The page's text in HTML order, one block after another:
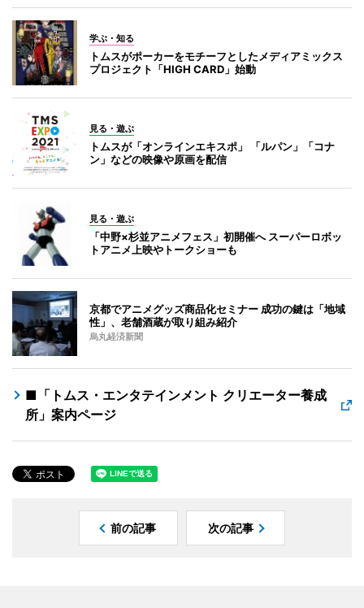
学ぶ・知る
トムスがポーカーをモチーフとしたメディアミックス
プロジェクト「HIGH CARD」始動
見る・遊ぶ
トムスが「オンラインエキスポ」 「ルパン」「コナ
ン」などの映像や原画を配信
見る・遊ぶ
「中野×杉並アニメフェス」初開催へ スーパーロボッ
トアニメ上映やトークショーも
京都でアニメグッズ商品化セミナー 成功の鍵は「地域
性」、老舗酒蔵が取り組み紹介
烏丸経済新聞
■「トムス・エンタテインメント クリエーター養成
所」案内ページ
前の記事 次の記事